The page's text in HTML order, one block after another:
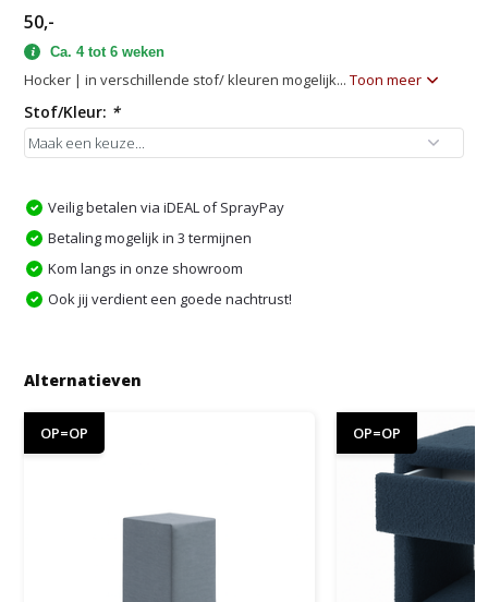
50,-
Ca. 4 tot 6 weken
Hocker | in verschillende stof/ kleuren mogelijk...Toon meer
Stof/Kleur: *
Veilig betalen via iDEAL of SprayPay
Betaling mogelijk in 3 termijnen
Kom langs in onze showroom
Ook jij verdient een goede nachtrust!
Alternatieven
OP=OP OP=OP